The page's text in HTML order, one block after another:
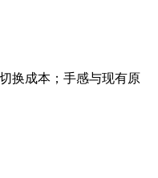
换成本；手感与现有原